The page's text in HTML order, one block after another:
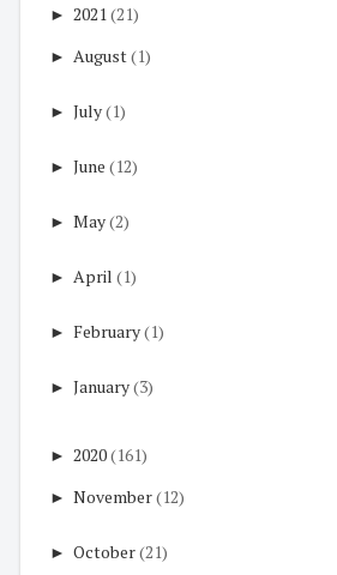
► 2021 (21)
► August(1)
► July(1)
► June (12)
► May(2)
► April (1)
► February(1)
► January(3)
► 2020(161)
► November(12)
► October(21)